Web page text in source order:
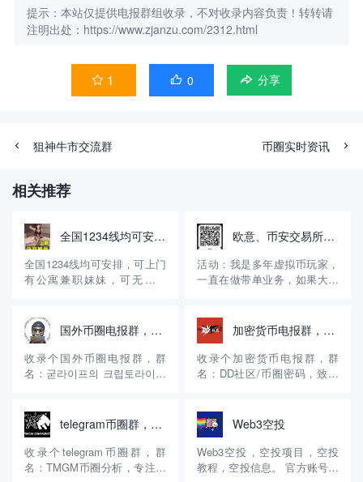
提示：本站仅提供电报群组收录，不对收录内容负责！转转请
注明出处：https://www.zjanzu.com/2312.html
 1  0 分享
狙神牛市交流群 币圈实时资讯
相关推荐
全国1234线均可安排，无定金，先做后付自带公寓火鱼号:WE8866
全国1234线均可安排，可上门
有公寓兼职妹妹，可无套内
火鱼账号：WE8866【QQ微信
风控】约炮请到应用商店或 百
度浏览器 搜索（火鱼）APP下
载 登陆好后添加妹妹 《火鱼
欧意、币安交易所邀请码，享受30%的返佣！
活动：我是多年虚拟币玩家，
一直在做带单业务，如果大家
30%的手续费返佣。另外，可
以进入我的交易群组，免费享
受交易策略！ 介绍：交易是我
的副业，一直在做区块链交
国外币圈电报群，굳라이프의 크립토라이프 (채널)
收录个国外币圈电报群，群
名：굳라이프의 크립토라이프
@Goodlife_Crypto_Channel
群组介绍：这个币圈电报群创
建的时间不长，去年6月份创
建的，是韩国的一个博主创建
加密货币电报群，DD社区/币圈密码
收录个加密货币电报群，群
名：DD社区/币圈密码，致力
@kuaiche888 群组介绍：这个
币圈群创建的时间很长了，算
是早期的币圈群了，不过这个
是粉丝群，只要交流铭文、
telegram币圈群，TMGM币圈分析
收录个telegram币圈群，群
名：TMGM币圈分析，专注二
Web3空投
Web3空投，空投项目，空投
教程，空投信息。 官方账号：